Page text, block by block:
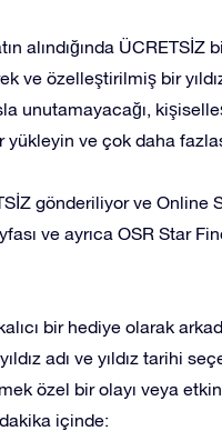
alındığında ÜCRETSİZ
ve özelleştirilmiş bir
unutamayacağı,
ve çok daha
gönderiliyor ve Online
ve ayrıca OSR Star
bir hediye olarak
adı ve yıldız tarihi
özel bir olayı veya
içinde: